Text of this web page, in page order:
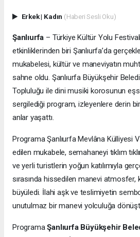
Erkek| Kadın (Haberi Sesli Oku)
Şanlıurfa – Türkiye Kültür Yolu
etkinliklerinden biri Şanlıurfa’da
mukabelesi, kültür ve maneviyatın
sahne oldu. Şanlıurfa Büyükşehir
Topluluğu ile dini musiki korosunun
sergilediği program, izleyenlere derin
anlar yaşattı.
ProgramaŞanlıurfa Mevlâna Külliyesi
edilen mukabele, semahaneyi tıklım
ve yerli turistlerin yoğun katılımıyla
sırasında hissedilen manevi atmosfer,
büyüledi. İlahi aşk ve teslimiyetin
unutulmaz bir manevi yolculuğa
ProgramaŞanlıurfa Büyükşehir